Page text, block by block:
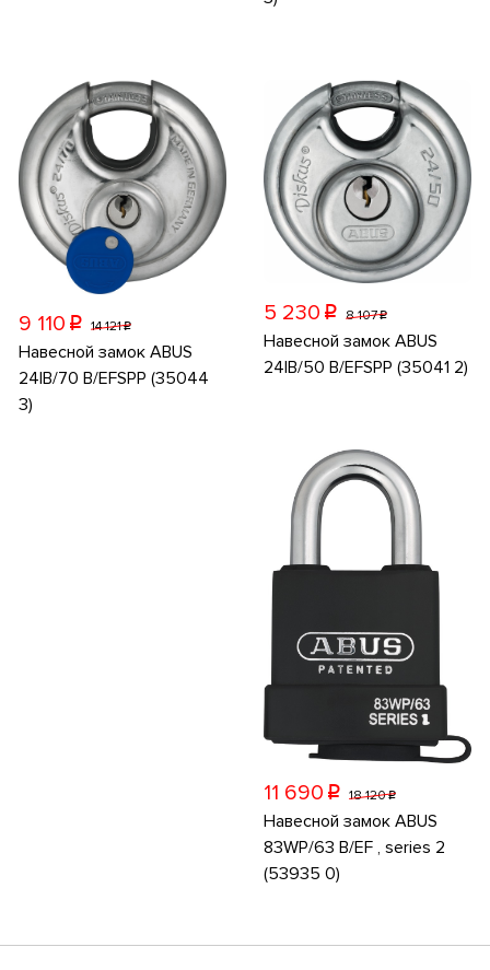
9 110 p 14 121p
Навесной замок ABUS
24IB/70 B/EFSPP (35044
3)
5 230 p 8 107p
Навесной замок ABUS
24IB/50 B/EFSPP (35041 2)
11 690 p 18 120p
Навесной замок ABUS
83WP/63 B/EF , series 2
(53935 0)